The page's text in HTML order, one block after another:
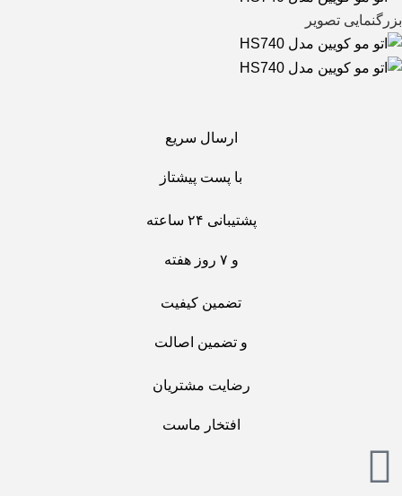
بزرگنمایی تصویر
ارسال سریع
با پست پیشتاز
پشتیبانی ۲۴ ساعته
و ۷ روز هفته
تضمین کیفیت
و تضمین اصالت
رضایت مشتریان
افتخار ماست